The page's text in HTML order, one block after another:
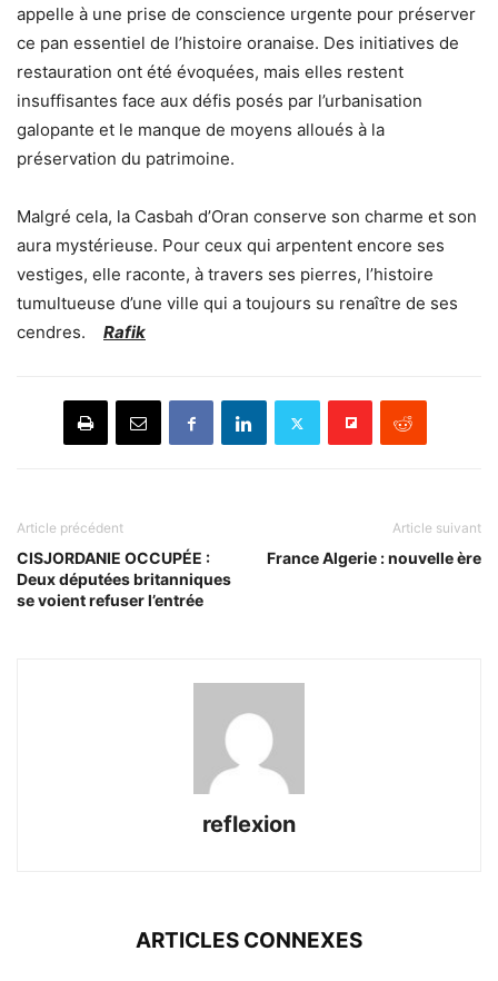
appelle à une prise de conscience urgente pour préserver
ce pan essentiel de l’histoire oranaise. Des initiatives de
restauration ont été évoquées, mais elles restent
insuffisantes face aux défis posés par l’urbanisation
galopante et le manque de moyens alloués à la
préservation du patrimoine.
Malgré cela, la Casbah d’Oran conserve son charme et son
aura mystérieuse. Pour ceux qui arpentent encore ses
vestiges, elle raconte, à travers ses pierres, l’histoire
tumultueuse d’une ville qui a toujours su renaître de ses
cendres. Rafik
Article précédent
CISJORDANIE OCCUPÉE :
Deux députées britanniques
se voient refuser l’entrée
Article suivant
France Algerie : nouvelle ère
reflexion
ARTICLES CONNEXES